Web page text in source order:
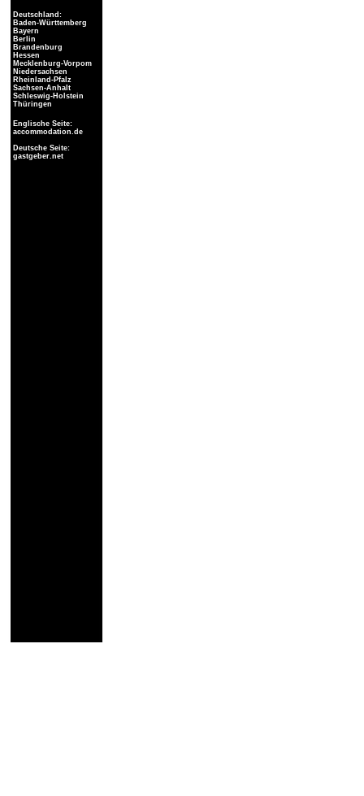
Deutschland:
Baden-Württemberg
Bayern
Berlin
Brandenburg
Hessen
Mecklenburg-Vorpom
Niedersachsen
Rheinland-Pfalz
Sachsen-Anhalt
Schleswig-Holstein
Thüringen
Englische Seite:
accommodation.de
Deutsche Seite:
gastgeber.net